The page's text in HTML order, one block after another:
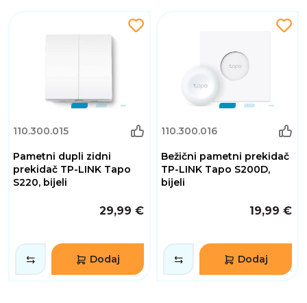
110.300.015
Pametni dupli zidni
prekidač TP-LINK Tapo
S220, bijeli
29,99 €
Dodaj
110.300.016
Bežični pametni prekidač
TP-LINK Tapo S200D,
bijeli
19,99 €
Dodaj